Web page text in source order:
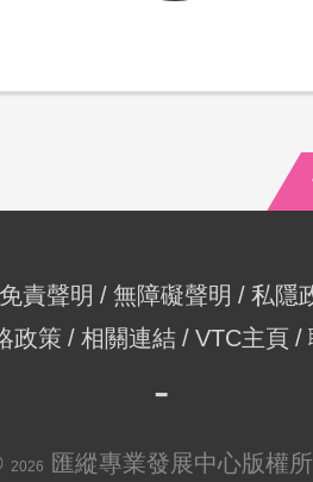
免責聲明 無障礙聲明
私隱
政策
相關連結 VTC主頁
2026
匯縱專業發展中心版權